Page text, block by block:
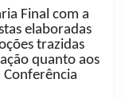
Final com a
elaboradas
trazidas
quanto aos
Conferência